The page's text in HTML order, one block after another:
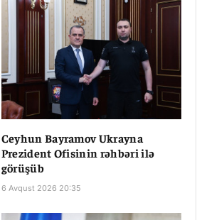
Ceyhun Bayramov Ukrayna
Prezident Ofisinin rəhbəri ilə
görüşüb
6 Avqust 2026 20:35